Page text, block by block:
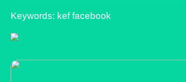
Keywords: kef facebook